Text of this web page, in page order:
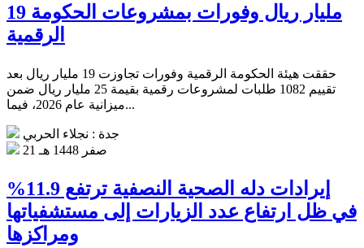
19 مليار ريال وفورات بمشروعات الحكومة
الرقمية
حققت هيئة الحكومة الرقمية وفورات تجاوزت 19 مليار ريال بعد
تقييم 1082 طلبات لمشروعات رقمية بقيمة 25 مليار ريال ضمن
ميزانية عام 2026، فيما...
جدة : نجلاء الحربي
21 صفر 1448 هـ
إيرادات دله الصحية النصفية ترتفع 11.9%
في ظل ارتفاع عدد الزيارات إلى مستشفياتها
ومراكزها